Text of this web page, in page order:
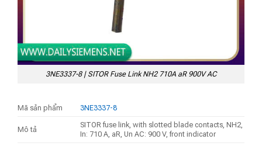
3NE3337-8 | SITOR Fuse Link NH2 710A aR 900V AC
Mã sản phẩm 3NE3337-8
Mô tả
SITOR fuse link, with slotted blade contacts, NH2,
In: 710 A, aR, Un AC: 900 V, front indicator